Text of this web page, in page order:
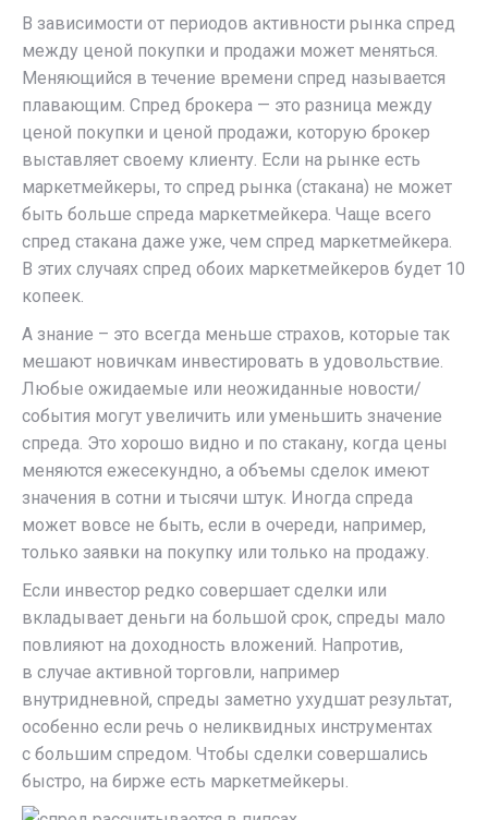
В зависимости от периодов активности рынка спред
между ценой покупки и продажи может меняться.
Меняющийся в течение времени спред называется
плавающим. Спред брокера — это разница между
ценой покупки и ценой продажи, которую брокер
выставляет своему клиенту. Если на рынке есть
маркетмейкеры, то спред рынка (стакана) не может
быть больше спреда маркетмейкера. Чаще всего
спред стакана даже уже, чем спред маркетмейкера.
В этих случаях спред обоих маркетмейкеров будет 10
копеек.
А знание – это всегда меньше страхов, которые так
мешают новичкам инвестировать в удовольствие.
Любые ожидаемые или неожиданные новости/
события могут увеличить или уменьшить значение
спреда. Это хорошо видно и по стакану, когда цены
меняются ежесекундно, а объемы сделок имеют
значения в сотни и тысячи штук. Иногда спреда
может вовсе не быть, если в очереди, например,
только заявки на покупку или только на продажу.
Если инвестор редко совершает сделки или
вкладывает деньги на большой срок, спреды мало
повлияют на доходность вложений. Напротив,
в случае активной торговли, например
внутридневной, спреды заметно ухудшат результат,
особенно если речь о неликвидных инструментах
с большим спредом. Чтобы сделки совершались
быстро, на бирже есть маркетмейкеры.